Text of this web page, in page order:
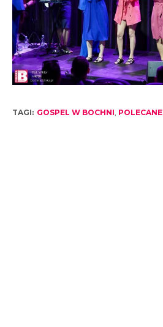
TAGI: GOSPEL W BOCHNI POLECANE